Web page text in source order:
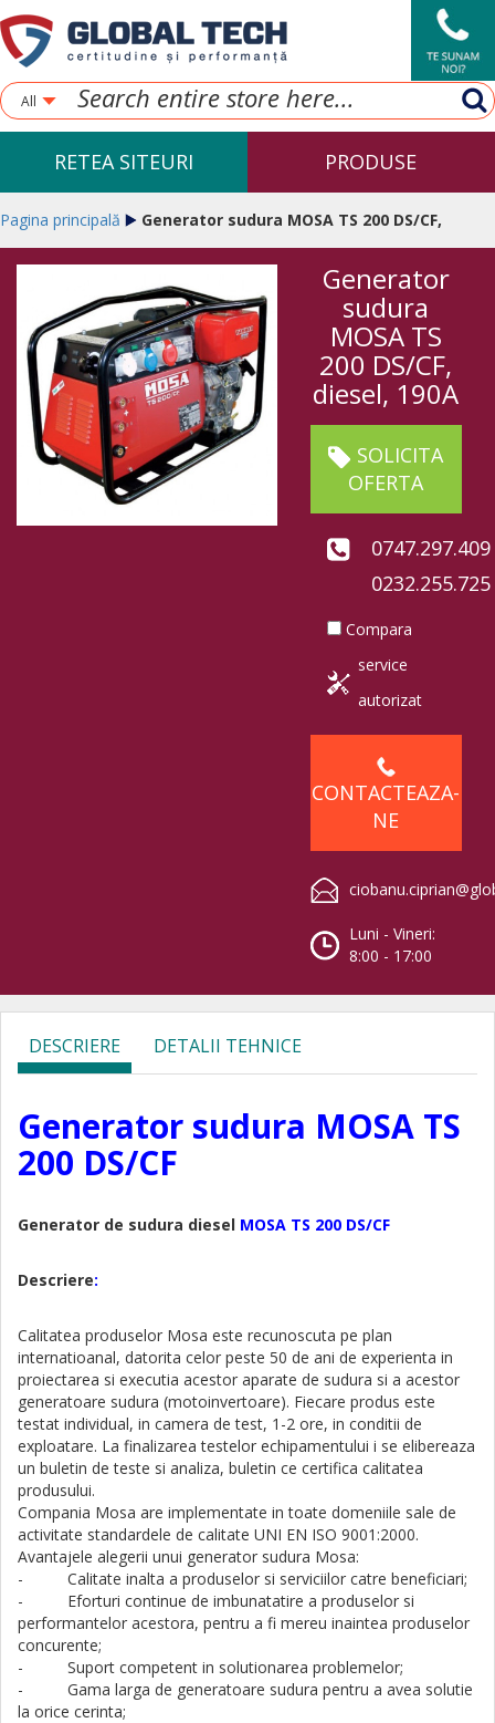
All
RETEA SITEURI PRODUSE
Pagina principală Generator sudura MOSA TS 200 DS/CF,
Generator
sudura
MOSA TS
200 DS/CF,
diesel, 190A
SOLICITA
OFERTA
0747.297.409
0232.255.725
Compara
service
autorizat
CONTACTEAZA-
NE
Luni - Vineri:
8:00 - 17:00
DESCRIERE DETALII TEHNICE
Generator sudura MOSA TS
200 DS/CF
Generator de sudura diesel MOSA TS 200 DS/CF
Descriere:
Calitatea produselor Mosa este recunoscuta pe plan
internatioanal, datorita celor peste 50 de ani de experienta in
proiectarea si executia acestor aparate de sudura si a acestor
generatoare sudura (motoinvertoare). Fiecare produs este
testat individual, in camera de test, 1-2 ore, in conditii de
exploatare. La finalizarea testelor echipamentului i se elibereaza
un buletin de teste si analiza, buletin ce certifica calitatea
produsului.
Compania Mosa are implementate in toate domeniile sale de
activitate standardele de calitate UNI EN ISO 9001:2000.
Avantajele alegerii unui generator sudura Mosa:
- Calitate inalta a produselor si serviciilor catre beneficiari;
- Eforturi continue de imbunatatire a produselor si
performantelor acestora, pentru a fi mereu inaintea produselor
concurente;
- Suport competent in solutionarea problemelor;
- Gama larga de generatoare sudura pentru a avea solutie
la orice cerinta;